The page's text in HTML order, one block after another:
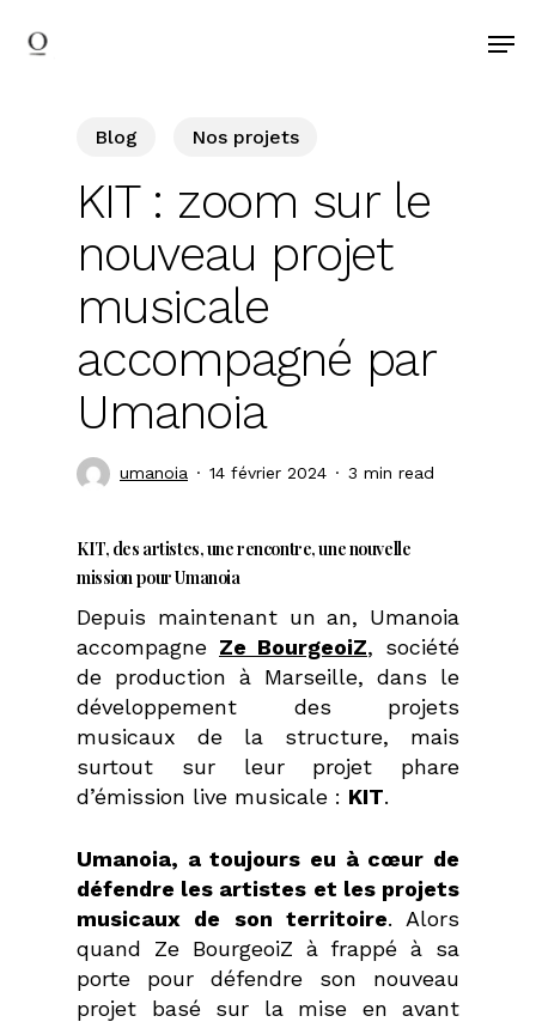
Blog Nos projets
KIT : zoom sur le
nouveau projet
musicale
accompagné par
Umanoia
umanoia 14 février 2024 3 min read
KIT, des artistes, une rencontre, une nouvelle
mission pour Umanoia
Depuis maintenant un an, Umanoia
accompagne Ze BourgeoiZ, société
de production à Marseille, dans le
développement des projets
musicaux de la structure, mais
surtout sur leur projet phare
d’émission live musicale : KIT.
Umanoia, a toujours eu à cœur de
défendre les artistes et les projets
musicaux de son territoire. Alors
quand Ze BourgeoiZ à frappé à sa
porte pour défendre son nouveau
projet basé sur la mise en avant